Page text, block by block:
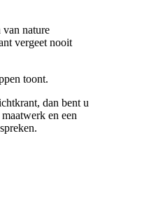
van nature
vergeet nooit
toont.
dan bent u
en een